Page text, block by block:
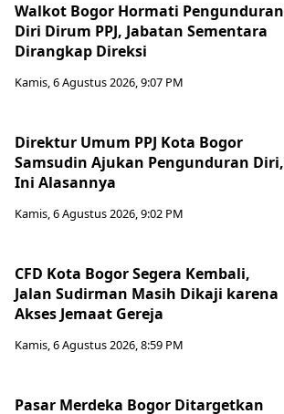
Walkot Bogor Hormati Pengunduran
Diri Dirum PPJ, Jabatan Sementara
Dirangkap Direksi
Kamis, 6 Agustus 2026, 9:07 PM
Direktur Umum PPJ Kota Bogor
Samsudin Ajukan Pengunduran Diri,
Ini Alasannya
Kamis, 6 Agustus 2026, 9:02 PM
CFD Kota Bogor Segera Kembali,
Jalan Sudirman Masih Dikaji karena
Akses Jemaat Gereja
Kamis, 6 Agustus 2026, 8:59 PM
Pasar Merdeka Bogor Ditargetkan